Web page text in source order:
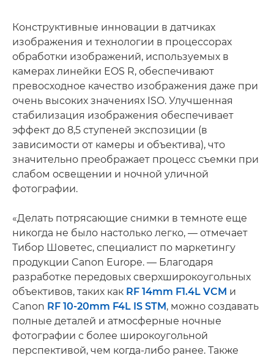
Конструктивные инновации в датчиках
изображения и технологии в процессорах
обработки изображений, используемых в
камерах линейки EOS R, обеспечивают
превосходное качество изображения даже при
очень высоких значениях ISO. Улучшенная
стабилизация изображения обеспечивает
эффект до 8,5 ступеней экспозиции (в
зависимости от камеры и объектива), что
значительно преображает процесс съемки при
слабом освещении и ночной уличной
фотографии.
«Делать потрясающие снимки в темноте еще
никогда не было настолько легко, — отмечает
Тибор Шоветес, специалист по маркетингу
продукции Canon Europe. — Благодаря
разработке передовых сверхширокоугольных
объективов, таких как RF 14mm F1.4L VCM и
Canon RF 10-20mm F4L IS STM, можно создавать
полные деталей и атмосферные ночные
фотографии с более широкоугольной
перспективой, чем когда-либо ранее. Также